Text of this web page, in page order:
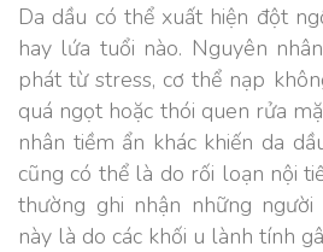
Da dầu có thể xuất hiện đột
hay lứa tuổi nào. Nguyên
phát từ stress, cơ thể nạp
quá ngọt hoặc thói quen rửa
nhân tiềm ẩn khác khiến da
cũng có thể là do rối loạn nội
thường ghi nhận những
này là do các khối u lành tính